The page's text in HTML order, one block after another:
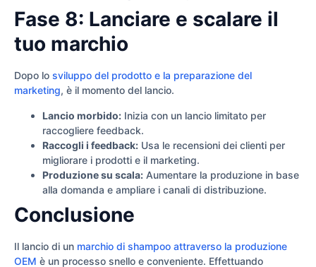
Fase 8: Lanciare e scalare il
tuo marchio
Dopo lo sviluppo del prodotto e la preparazione del
marketing, è il momento del lancio.
Lancio morbido: Inizia con un lancio limitato per
raccogliere feedback.
Raccogli i feedback: Usa le recensioni dei clienti per
migliorare i prodotti e il marketing.
Produzione su scala: Aumentare la produzione in base
alla domanda e ampliare i canali di distribuzione.
Conclusione
Il lancio di un marchio di shampoo attraverso la produzione
OEM è un processo snello e conveniente. Effettuando